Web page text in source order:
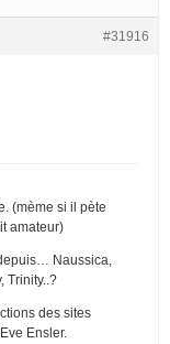
#31916
(mème si il pète
amateur)
Naussica,
Trinity..?
des sites
Ensler.